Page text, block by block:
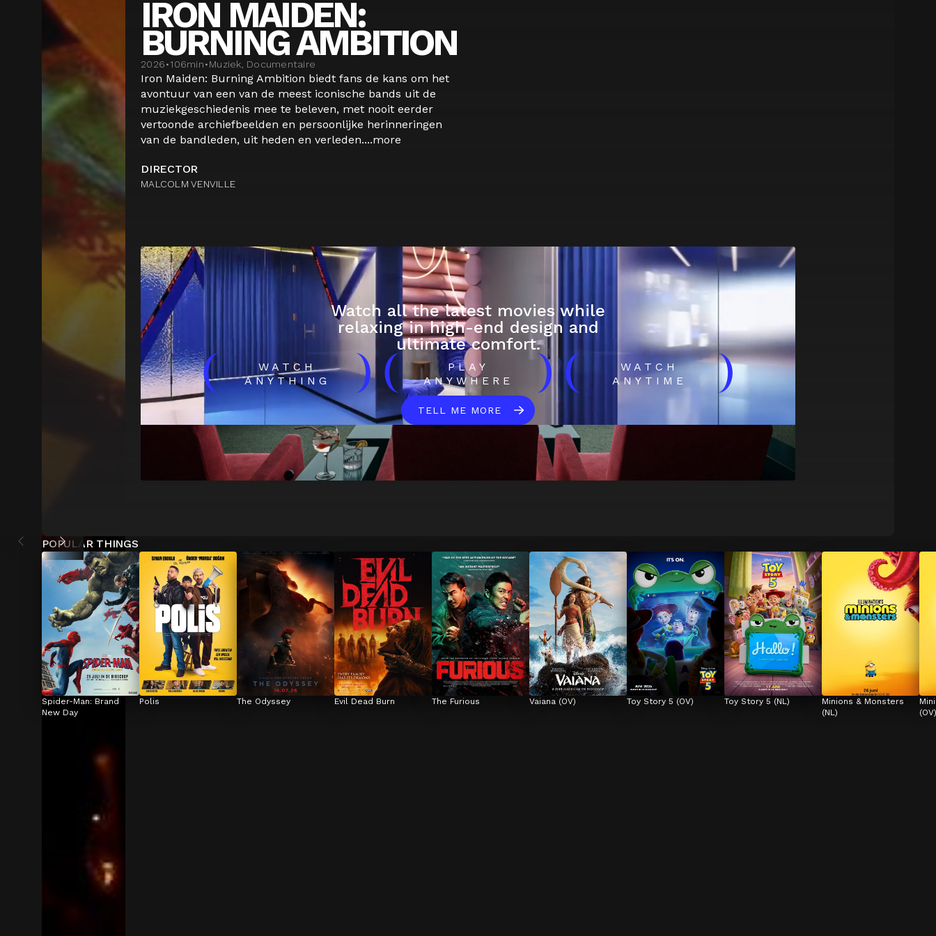
IRON MAIDEN:
BURNING AMBITION
2026•106min•Muziek, Documentaire
Iron Maiden: Burning Ambition biedt fans de kans om het
avontuur van een van de meest iconische bands uit de
muziekgeschiedenis mee te beleven, met nooit eerder
vertoonde archiefbeelden en persoonlijke herinneringen
van de bandleden, uit heden en verleden....more
DIRECTOR
MALCOLM VENVILLE
Watch all the latest movies while
relaxing in high-end design and
ultimate comfort.
(
WATCH
ANYTHING
) (
PLAY
ANYWHERE
) (
WATCH
ANYTIME
)
TELL ME MORE
POPULAR THINGS
Spider-Man: Brand
New Day
Polis The Odyssey Evil Dead Burn The Furious Vaiana (OV) Toy Story 5 (OV) Toy Story 5 (NL)
Minions & Monsters
(NL)
(OV)